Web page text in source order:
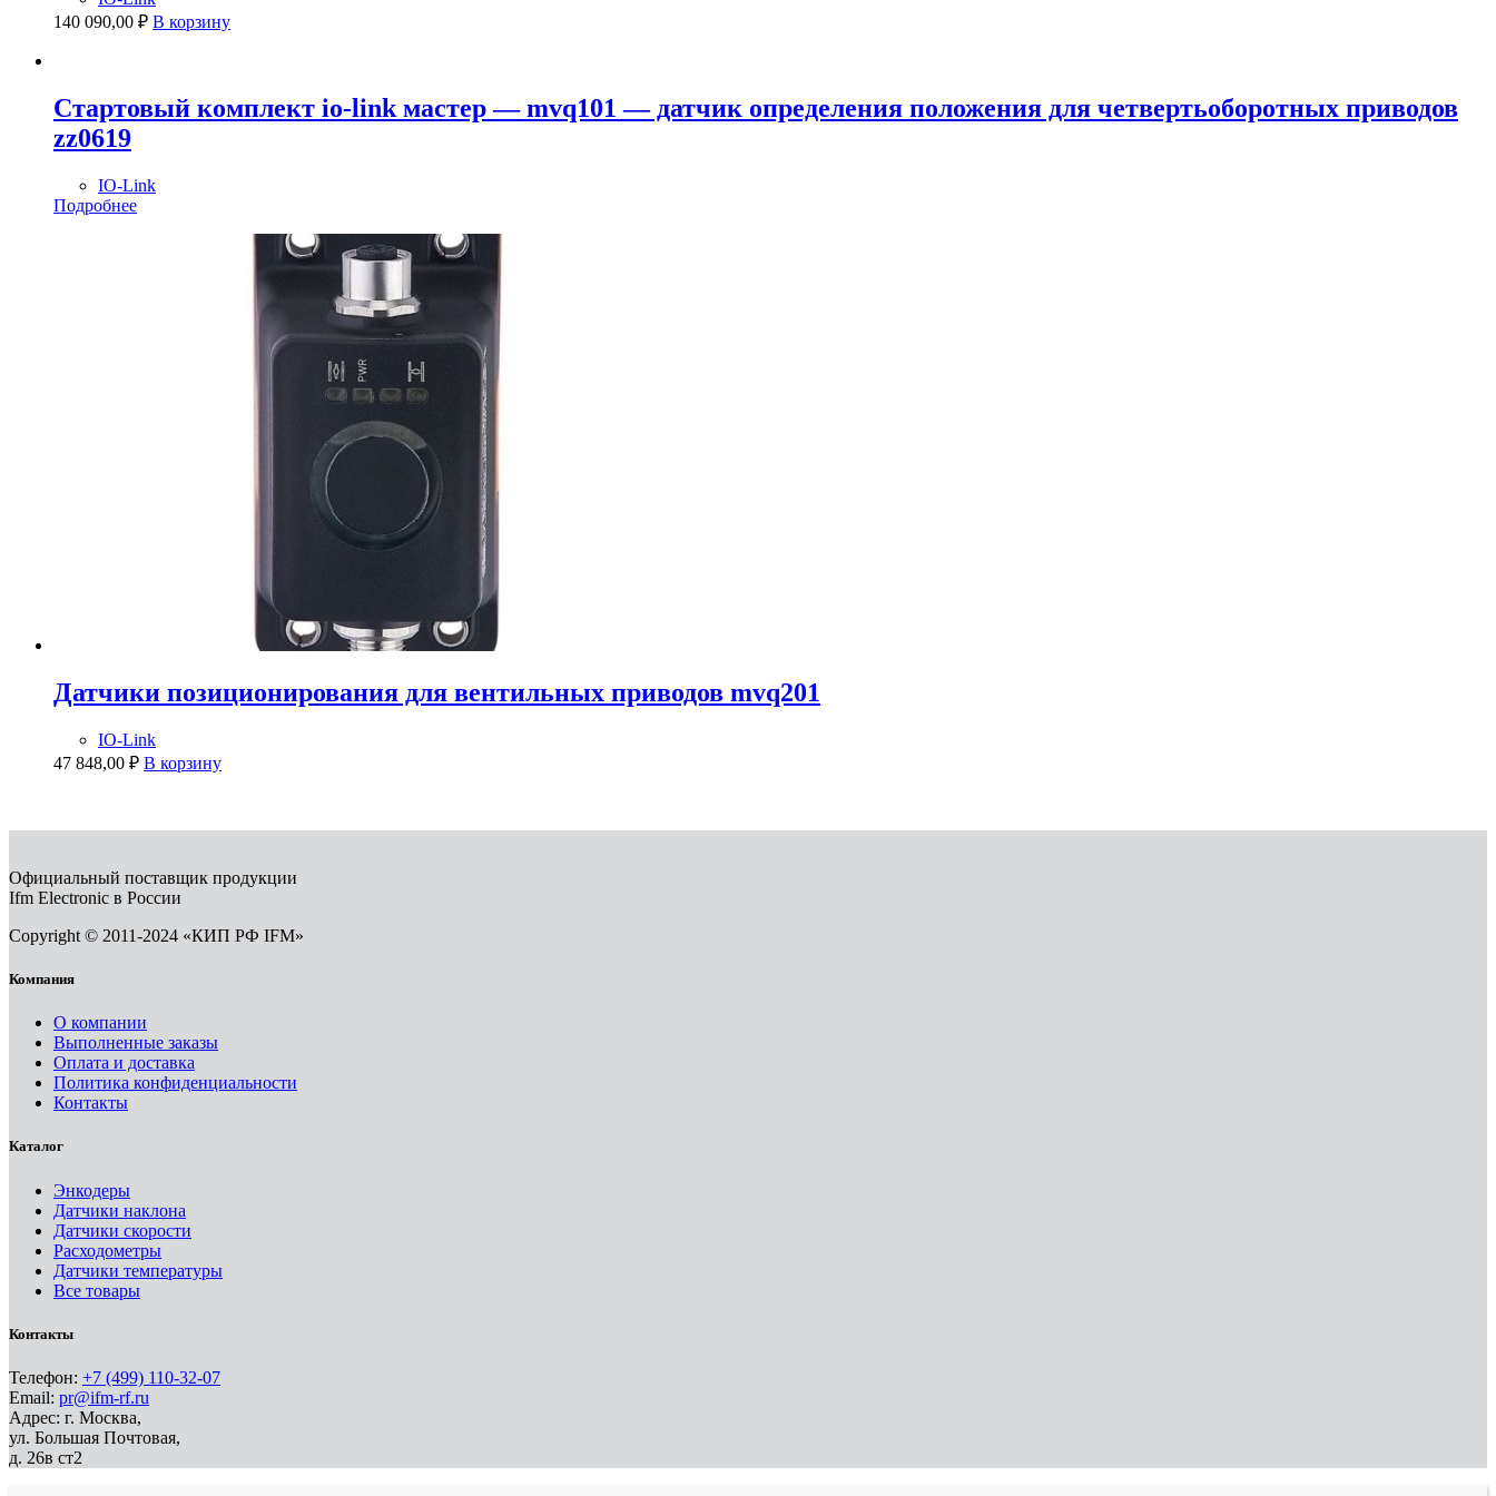
140 090,00 ₽ В корзину
Стартовый комплект io-link мастер — mvq101 — датчик определения положения для четвертьоборотных приводов
zz0619
IO-Link
Подробнее
Датчики позиционирования для вентильных приводов mvq201
IO-Link
47 848,00 ₽ В корзину
Официальный поставщик продукции
Ifm Electronic в России
Copyright © 2011-2024 «КИП РФ IFM»
Компания
О компании
Выполненные заказы
Оплата и доставка
Политика конфиденциальности
Контакты
Каталог
Энкодеры
Датчики наклона
Датчики скорости
Расходометры
Датчики температуры
Все товары
Контакты
Телефон: +7 (499) 110-32-07
Email: pr@ifm-rf.ru
Адрес: г. Москва,
ул. Большая Почтовая,
д. 26в ст2